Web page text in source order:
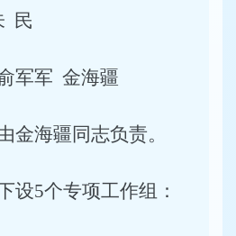
民
军军 金海疆
金海疆同志负责。
设5个专项工作组：